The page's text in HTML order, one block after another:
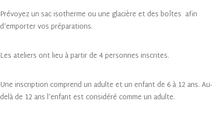
Prévoyez un sac isotherme ou une glacière et des boîtes afin
d’emporter vos préparations.
Les ateliers ont lieu à partir de 4 personnes inscrites.
Une inscription comprend un adulte et un enfant de 6 à 12 ans. Au-
delà de 12 ans l’enfant est considéré comme un adulte.